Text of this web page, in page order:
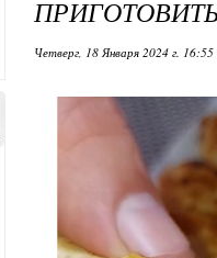
Четверг, 18 Января 2024 г. 16:55